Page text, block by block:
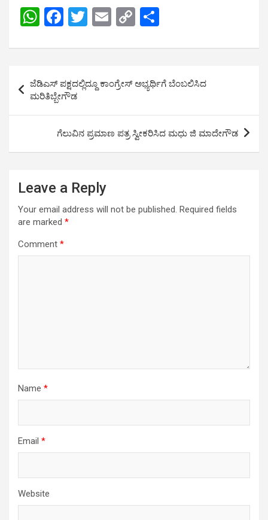
W
at
s
A
p
F
ce
b
o
o
k
T
tt
er
E
ail
C
py
Li
n
k
ar
e
navigation
ಜೆಡಿಎಸ್ ಪಕ್ಷದಲ್ಲಿದ್ದೂ ಕಾಂಗ್ರೇಸ್ ಅಭ್ಯರ್ಥಿಗೆ ಬೆಂಬಲಿಸಿದ
ಮರಿತಿಬ್ಬೇಗೌಡ
ಗೆಲುವಿನ ಪ್ರಮಾಣ ಪತ್ರ ಸ್ವೀಕರಿಸಿದ ಮಧು ಜಿ ಮಾದೇಗೌಡ
Leave a Reply
Your email address will not be published. Required fields
are marked *
Comment *
Name *
Email *
Website